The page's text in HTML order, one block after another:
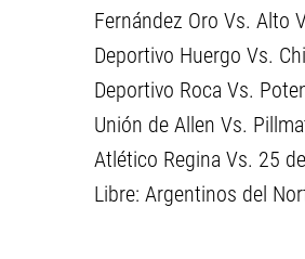
Fernández Oro Vs. Alto
Deportivo Huergo Vs.
Deportivo Roca Vs.
Unión de Allen Vs.
Atlético Regina Vs. 25
Libre: Argentinos del